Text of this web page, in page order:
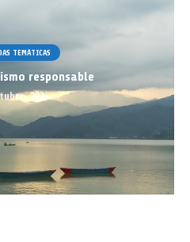
TEMÁTICAS
responsable
2024